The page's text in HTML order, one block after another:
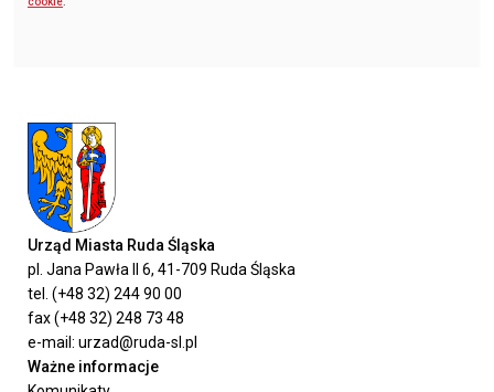
Urząd Miasta Ruda Śląska
pl. Jana Pawła II 6, 41-709 Ruda Śląska
tel. (+48 32) 244 90 00
fax (+48 32) 248 73 48
e-mail: urzad@ruda-sl.pl
Ważne informacje